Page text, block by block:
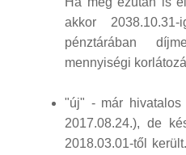
akkor
pénztárában
mennyiségi
"új" - már hivatalos
2017.08.24.), de
2018.03.01-től